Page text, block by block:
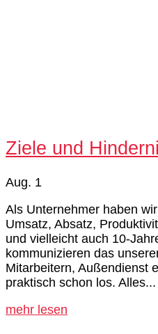
Ziele und
Aug. 1
Als Unternehmer haben
Umsatz, Absatz,
und vielleicht auch 10-
kommunizieren das
Mitarbeitern, Außendienst
praktisch schon los. Alles...
mehr lesen